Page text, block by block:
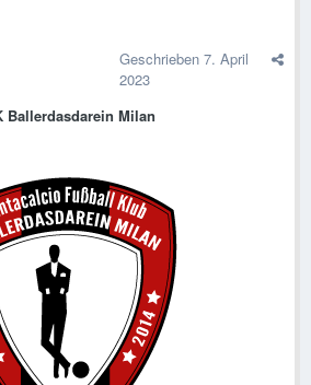
Geschrieben 7. April
2023
Ballerdasdarein Milan